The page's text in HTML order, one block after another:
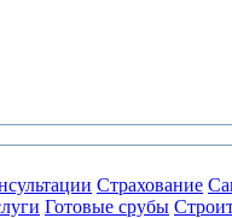
Страхование
Готовые срубы